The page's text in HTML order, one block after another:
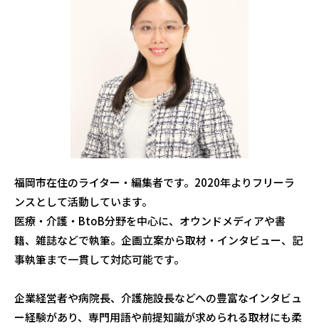
福岡市在住のライター・編集者です。2020年よりフリーラ
ンスとして活動しています。
医療・介護・BtoB分野を中心に、オウンドメディアや書
籍、雑誌などで執筆。企画立案から取材・インタビュー、記
事執筆まで一貫して対応可能です。
企業経営者や病院長、介護施設長などへの豊富なインタビュ
ー経験があり、専門用語や前提知識が求められる取材にも柔